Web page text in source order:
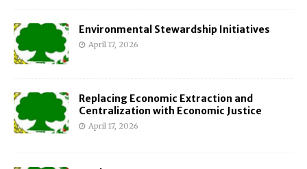
Environmental Stewardship Initiatives
April 17, 2026
Replacing Economic Extraction and
Centralization with Economic Justice
April 17, 2026